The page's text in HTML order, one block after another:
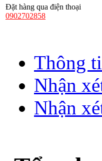
Đặt hàng qua điện thoại
0902702858
Thông
Nhận
Nhận